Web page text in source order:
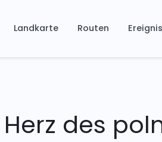
Landkarte Routen
des